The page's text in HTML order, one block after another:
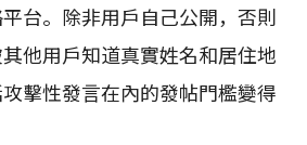
台。除非用戶自己公開，否則
他用戶知道真實姓名和居住地
擊性發言在內的發帖門檻變得